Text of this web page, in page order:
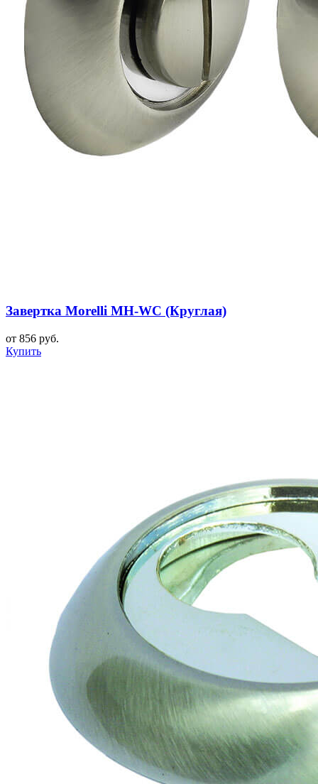
Завертка Morelli MH-WC (Круглая)
от 856 руб.
Купить